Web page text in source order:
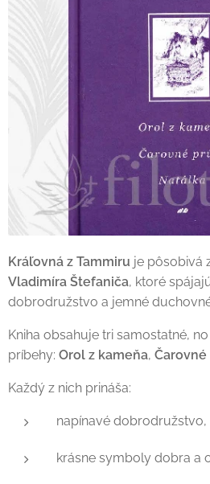
Kráľovná z Tammiru je pôsobivá
Vladimíra Štefaniča, ktoré
dobrodružstvo a jemné
Kniha obsahuje tri samostatné,
príbehy: Orol z kameňa,
Každý z nich prináša:
napínavé dobrodružstvo,
krásne symboly dobra a